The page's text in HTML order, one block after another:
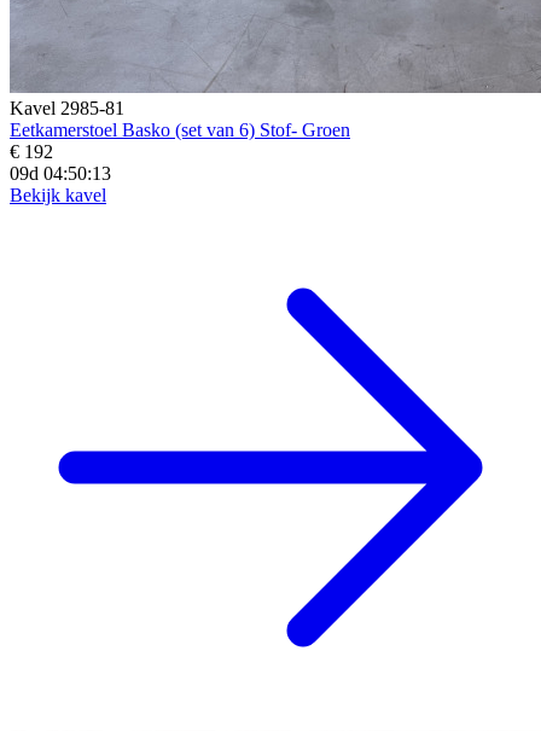
Kavel 2985-81
Eetkamerstoel Basko (set van 6) Stof- Groen
€ 192
09d 04:50:11
Bekijk kavel